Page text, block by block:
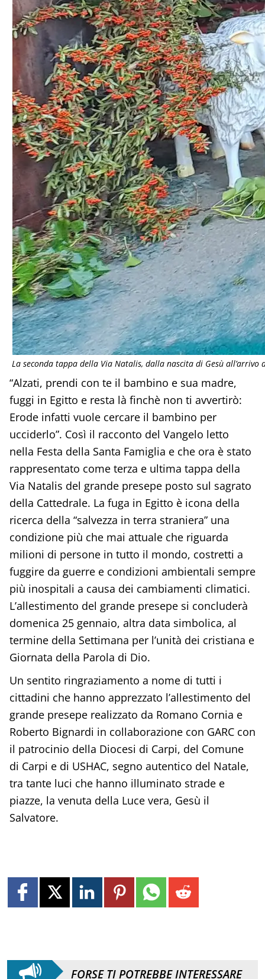
La seconda tappa della Via Natalis, dalla nascita di Gesù all’arrivo
“Alzati, prendi con te il bambino e sua madre,
fuggi in Egitto e resta là finchè non ti avvertirò:
Erode infatti vuole cercare il bambino per
ucciderlo”. Così il racconto del Vangelo letto
nella Festa della Santa Famiglia e che ora è stato
rappresentato come terza e ultima tappa della
Via Natalis del grande presepe posto sul sagrato
della Cattedrale. La fuga in Egitto è icona della
ricerca della “salvezza in terra straniera” una
condizione più che mai attuale che riguarda
milioni di persone in tutto il mondo, costretti a
fuggire da guerre e condizioni ambientali sempre
più inospitali a causa dei cambiamenti climatici.
L’allestimento del grande presepe si concluderà
domenica 25 gennaio, altra data simbolica, al
termine della Settimana per l’unità dei cristiana e
Giornata della Parola di Dio.
Un sentito ringraziamento a nome di tutti i
cittadini che hanno apprezzato l’allestimento del
grande presepe realizzato da Romano Cornia e
Roberto Bignardi in collaborazione con GARC con
il patrocinio della Diocesi di Carpi, del Comune
di Carpi e di USHAC, segno autentico del Natale,
tra tante luci che hanno illuminato strade e
piazze, la venuta della Luce vera, Gesù il
Salvatore.
FORSE TI POTREBBE INTERESSARE